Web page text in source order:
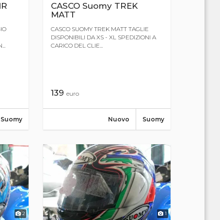
Suomy
CASCO Suomy TREK
MATT
CASCO SUOMY TREK MATT TAGLIE
DISPONIBILI DA XS - XL SPEDIZIONI A
CARICO DEL CLIE...
139euro
Suomy
Nuovo
2
1